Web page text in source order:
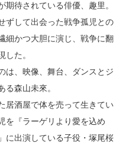
待されている俳優、趣里。
ずして出会った戦争孤児との
細かつ大胆に演じ、戦争に翻
した。
は、映像、舞台、ダンスとジ
る森山未來。
居酒屋で体を売って生きてい
を『ラーゲリより愛を込め
に出演している子役・塚尾桜